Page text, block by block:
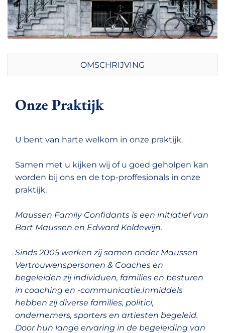
OMSCHRIJVING
Onze Praktijk
U bent van harte welkom in onze praktijk.
Samen met u kijken wij of u goed geholpen kan
worden bij ons en de top-proffesionals in onze
praktijk.
Maussen Family Confidants is een initiatief van
Bart Maussen en Edward Koldewijn.
Sinds 2005 werken zij samen onder Maussen
Vertrouwenspersonen & Coaches en
begeleiden zij individuen, families en besturen
in coaching en -communicatie.Inmiddels
hebben zij diverse families, politici,
ondernemers, sporters en artiesten begeleid.
Door hun lange ervaring in de begeleiding van